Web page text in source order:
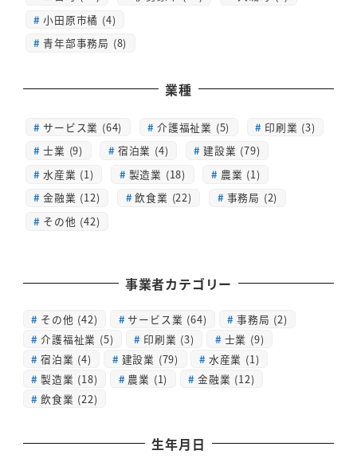
小田原市橘 (4)
青年部事務局 (8)
業種
サービス業 (64) 介護福祉業 (5)
印刷業 (3)
士業 (9)
宿泊業 (4)
建設業 (79)
水産業 (1)
製造業 (18)
農業 (1)
金融業 (12)
飲食業 (22)
事務局 (2)
その他 (42)
事業者カテゴリー
その他 (42) サービス業 (64) 事務局 (2)
介護福祉業 (5) 印刷業 (3) 士業 (9)
宿泊業 (4) 建設業 (79) 水産業 (1)
製造業 (18) 農業 (1) 金融業 (12)
飲食業 (22)
生年月日